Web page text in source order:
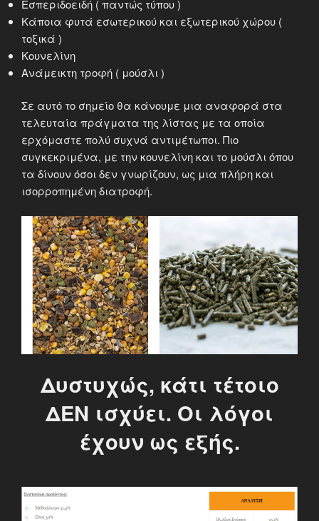
Εσπεριδοειδή ( παντώς τύπου )
Κάποια φυτά εσωτερικού και εξωτερικού χώρου (
τοξικά )
Κουνελίνη
Ανάμεικτη τροφή ( μούσλι )
Σε αυτό το σημείο θα κάνουμε μια αναφορά στα
τελευταία πράγματα της λίστας με τα οποία
ερχόμαστε πολύ συχνά αντιμέτωποι. Πιο
συγκεκριμένα, με την κουνελίνη και το μούσλι όπου
τα δίνουν όσοι δεν γνωρίζουν, ως μια πλήρη και
ισορροπημένη διατροφή.
Δυστυχώς, κάτι τέτοιο
ΔΕΝ ισχύει. Οι λόγοι
έχουν ως εξής.